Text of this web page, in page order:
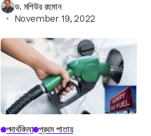
ড. মশিউর রহমান
November 19, 2022
পদার্থবিদ্যা প্রথম পাতায়